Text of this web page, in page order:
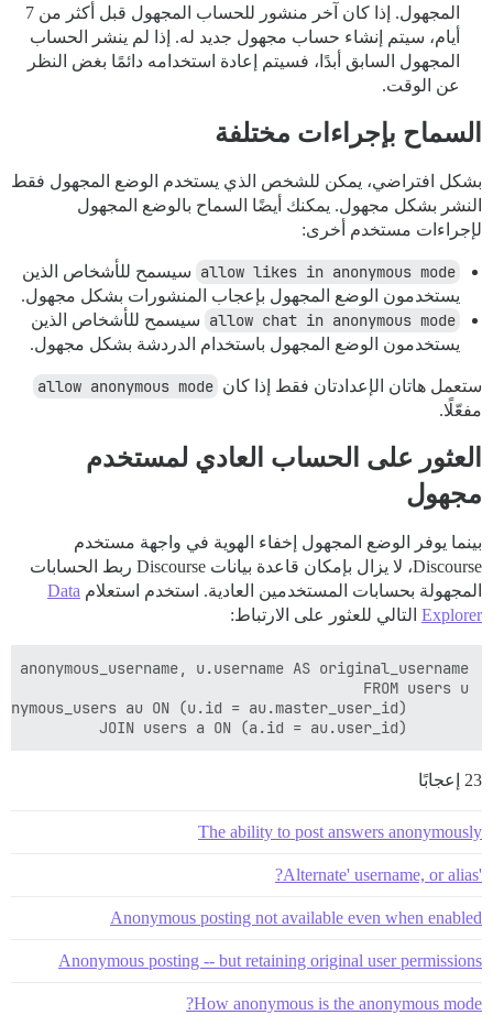
المجهول. إذا كان آخر منشور للحساب المجهول قبل أكثر من 7
أيام، سيتم إنشاء حساب مجهول جديد له. إذا لم ينشر الحساب
المجهول السابق أبدًا، فسيتم إعادة استخدامه دائمًا بغض النظر
عن الوقت.
السماح بإجراءات مختلفة
بشكل افتراضي، يمكن للشخص الذي يستخدم الوضع المجهول فقط
النشر بشكل مجهول. يمكنك أيضًا السماح بالوضع المجهول
لإجراءات مستخدم أخرى:
allow likes in anonymous mode سيسمح للأشخاص الذين
يستخدمون الوضع المجهول بإعجاب المنشورات بشكل مجهول.
allow chat in anonymous mode سيسمح للأشخاص الذين
يستخدمون الوضع المجهول باستخدام الدردشة بشكل مجهول.
ستعمل هاتان الإعدادتان فقط إذا كان allow anonymous mode
مفعّلًا.
العثور على الحساب العادي لمستخدم
مجهول
بينما يوفر الوضع المجهول إخفاء الهوية في واجهة مستخدم
Discourse، لا يزال بإمكان قاعدة بيانات Discourse ربط الحسابات
المجهولة بحسابات المستخدمين العادية. استخدم استعلام Data
Explorer التالي للعثور على الارتباط:
23 إعجابًا
The ability to post answers anonymously
'Alternate' username, or alias?
Anonymous posting not available even when enabled
Anonymous posting -- but retaining original user permissions
How anonymous is the anonymous mode?